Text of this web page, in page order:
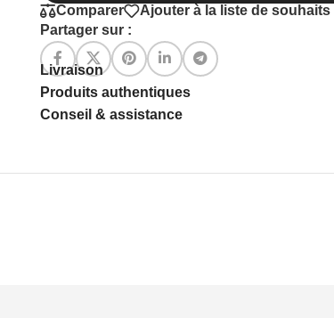
Comparer
Ajouter à la liste de souhaits
Partager sur :
Livraison
Produits authentiques
Conseil & assistance